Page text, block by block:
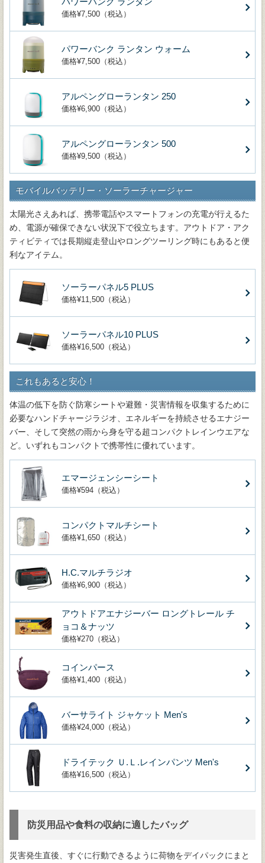
価格¥7,500（税込）
パワーバンク ランタン ウォーム
価格¥7,500（税込）
アルペングローランタン 250
価格¥6,900（税込）
アルペングローランタン 500
価格¥9,500（税込）
モバイルバッテリー・ソーラーチャージャー
太陽光さえあれば、携帯電話やスマートフォンの充電が行えるた
め、電源が確保できない状況下で役立ちます。アウトドア・アク
ティビティでは長期縦走登山やロングツーリング時にもあると便
利なアイテム。
ソーラーパネル5 PLUS
価格¥11,500（税込）
ソーラーパネル10 PLUS
価格¥16,500（税込）
これもあると安心！
体温の低下を防ぐ防寒シートや避難・災害情報を収集するために
必要なハンドチャージラジオ、エネルギーを持続させるエナジー
バー、そして突然の雨から身を守る超コンパクトレインウエアな
ど。いずれもコンパクトで携帯性に優れています。
エマージェンシーシート
価格¥594（税込）
コンパクトマルチシート
価格¥1,650（税込）
H.C.マルチラジオ
価格¥6,900（税込）
アウトドアエナジーバー ロングトレール チ
ョコ＆ナッツ
価格¥270（税込）
コインパース
価格¥1,400（税込）
バーサライト ジャケット Men's
価格¥24,000（税込）
ドライテック Ｕ.Ｌ.レインパンツ Men's
価格¥16,500（税込）
防災用品や食料の収納に適したバッグ
災害発生直後、すぐに行動できるように荷物をデイパックにまと